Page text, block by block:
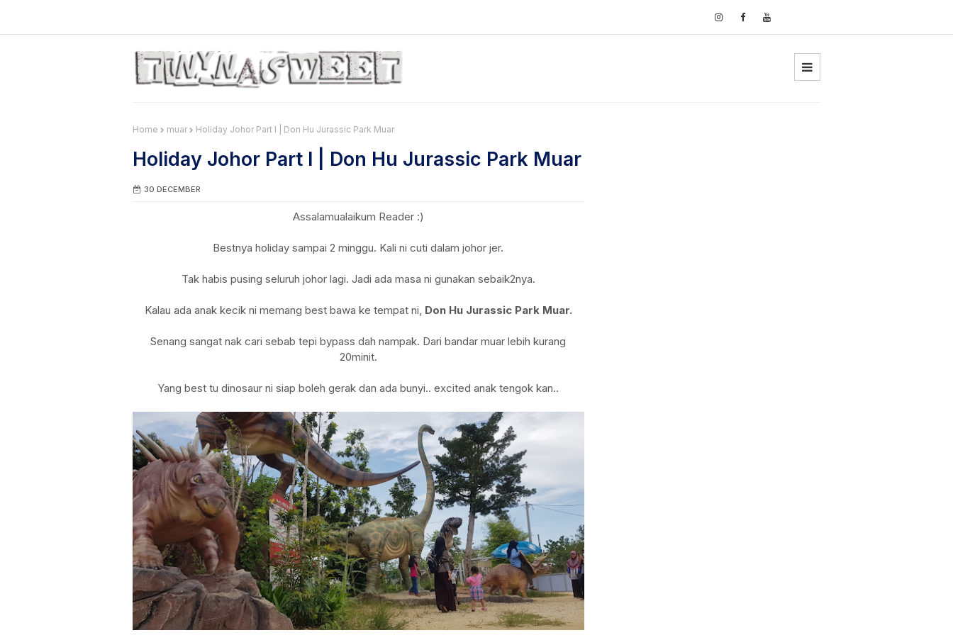
Home muar Holiday Johor Part I | Don Hu Jurassic Park Muar
Holiday Johor Part I | Don Hu Jurassic Park Muar
30 DECEMBER
Assalamualaikum Reader :)
Bestnya holiday sampai 2 minggu. Kali ni cuti dalam johor jer.
Tak habis pusing seluruh johor lagi. Jadi ada masa ni gunakan sebaik2nya.
Kalau ada anak kecik ni memang best bawa ke tempat ni, Don Hu Jurassic Park Muar.
Senang sangat nak cari sebab tepi bypass dah nampak. Dari bandar muar lebih kurang
20minit.
Yang best tu dinosaur ni siap boleh gerak dan ada bunyi.. excited anak tengok kan..